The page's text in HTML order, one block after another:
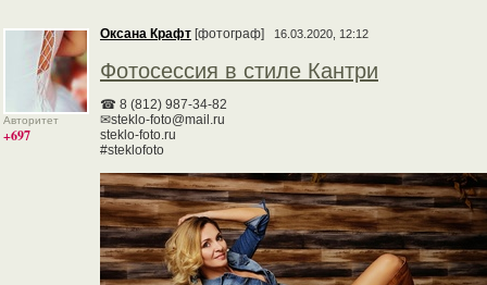
Авторитет
+697
Оксана Крафт [фотограф] 16.03.2020, 12:12
Фотосессия в стиле Кантри
☎ 8 (812) 987-34-82
✉steklo-foto@mail.ru
steklo-foto.ru
#steklofoto